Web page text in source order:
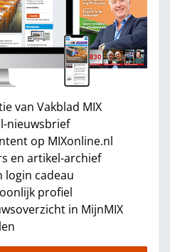
van Vakblad MIX
nieuwsbrief
op MIXonline.nl
en artikel-archief
login cadeau
profiel
in MijnMIX